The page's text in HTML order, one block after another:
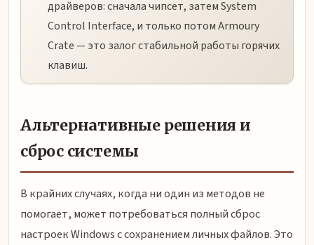
драйверов: сначала чипсет, затем System
Control Interface, и только потом Armoury
Crate — это залог стабильной работы горячих
клавиш.
Альтернативные решения и
сброс системы
В крайних случаях, когда ни один из методов не
помогает, может потребоваться полный сброс
настроек Windows с сохранением личных файлов. Это